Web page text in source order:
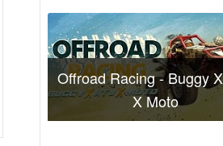
Offroad Racing - Buggy
X Moto